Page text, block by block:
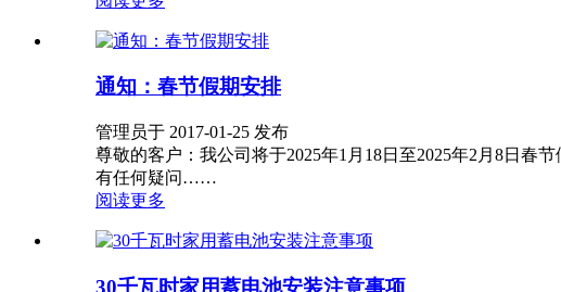
通知：春节假期安排
管理员于 2017-01-25 发布
尊敬的客户：我公司将于2025年1月18日至2025年2月8日春
有任何疑问……
阅读更多
30千瓦时家用蓄电池安装注意事项